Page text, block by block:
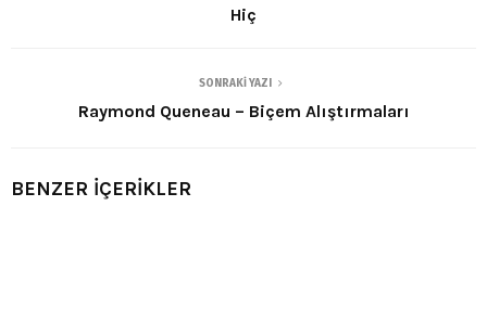
Hiç
SONRAKI YAZI
Raymond Queneau – Biçem Alıştırmaları
BENZER İÇERİKLER